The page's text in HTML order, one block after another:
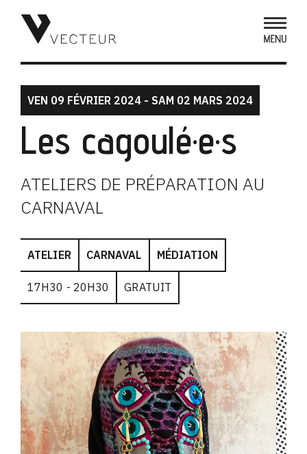
VEN 09 FÉVRIER 2024 - SAM 02 MARS 2024
Les cagoulé·e·s
ATELIERS DE PRÉPARATION AU
CARNAVAL
ATELIER CARNAVAL MÉDIATION
17H30 - 20H30 GRATUIT